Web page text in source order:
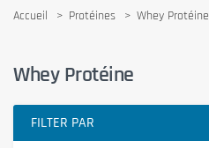
Accueil Protéines Whey Protéine
Whey Protéine
FILTER PAR